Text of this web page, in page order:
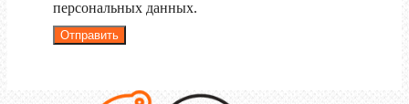
персональных данных.
Отправить